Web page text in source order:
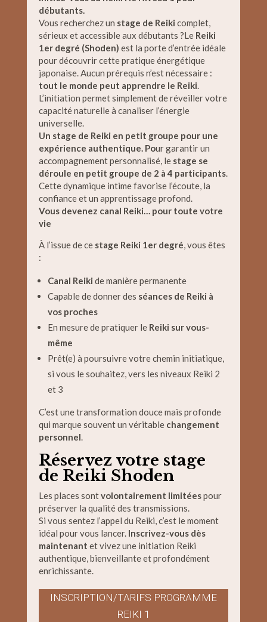
débutants.
Vous recherchez un stage de Reiki complet,
sérieux et accessible aux débutants ?Le Reiki
1er degré (Shoden) est la porte d’entrée idéale
pour découvrir cette pratique énergétique
japonaise. Aucun prérequis n’est nécessaire :
tout le monde peut apprendre le Reiki.
L’initiation permet simplement de réveiller votre
capacité naturelle à canaliser l’énergie
universelle.
Un stage de Reiki en petit groupe pour une
expérience authentique. Pour garantir un
accompagnement personnalisé, le stage se
déroule en petit groupe de 2 à 4 participants.
Cette dynamique intime favorise l’écoute, la
confiance et un apprentissage profond.
Vous devenez canal Reiki… pour toute votre
vie
À l’issue de ce stage Reiki 1er degré, vous êtes
:
Canal Reiki de manière permanente
Capable de donner des séances de Reiki à
vos proches
En mesure de pratiquer le Reiki sur vous-
même
Prêt(e) à poursuivre votre chemin initiatique,
si vous le souhaitez, vers les niveaux Reiki 2
et 3
C’est une transformation douce mais profonde
qui marque souvent un véritable changement
personnel.
Réservez votre stage
de Reiki Shoden
Les places sontvolontairement limitéespour
préserver la qualité des transmissions.
Si vous sentez l’appel du Reiki, c’est le moment
idéal pour vous lancer. Inscrivez-vous dès
maintenant et vivez une initiation Reiki
authentique, bienveillante et profondément
enrichissante.
INSCRIPTION/TARIFS PROGRAMME
REIKI 1